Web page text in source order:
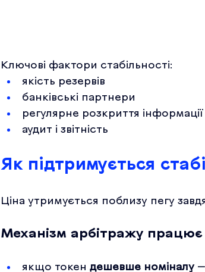
Ключові фактори стабільності:
якість резервів
банківські партнери
регулярне розкриття інформації
аудит і звітність
Як підтримується
Ціна утримується поблизу пегу
Механізм арбітражу працює
якщо токен дешевше номіналу —